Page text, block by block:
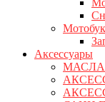
Аксессуары
МАСЛА